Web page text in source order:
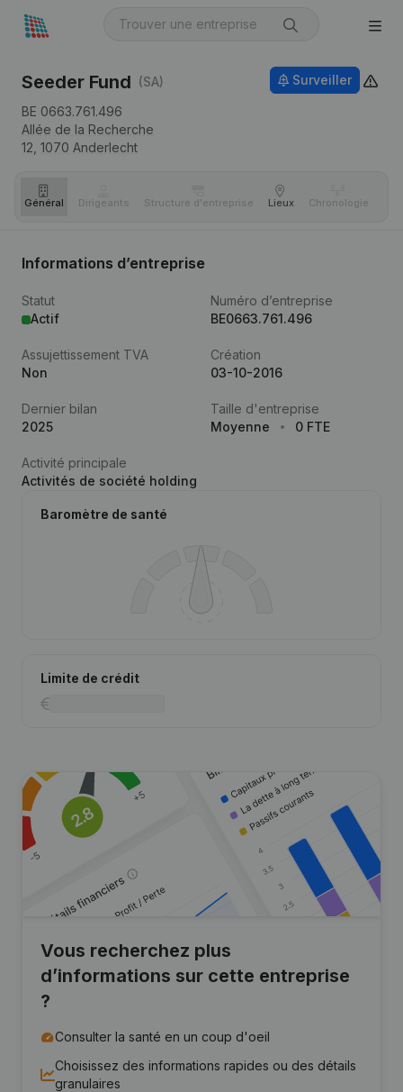
Seeder Fund (SA)
BE 0663.761.496
Allée de la Recherche
12, 1070 Anderlecht
Surveiller
Général Dirigeants Structure d'entreprise Lieux Chronologie
Informations d’entreprise
Statut
Actif
Numéro d’entreprise
BE0663.761.496
Assujettissement TVA
Non
Création
03-10-2016
Dernier bilan
2025
Taille d'entreprise
Moyenne
0 FTE
Activité principale
Activités de société holding
Baromètre de santé
Limite de crédit
Vous recherchez plus
d’informations sur cette entreprise
?
Consulter la santé en un coup d'oeil
Choisissez des informations rapides ou des détails
granulaires